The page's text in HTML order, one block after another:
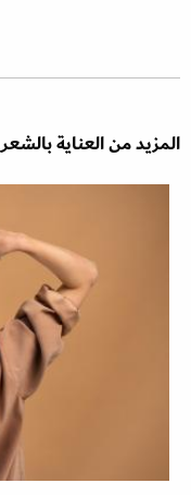
المزيد من العناية بالشعر